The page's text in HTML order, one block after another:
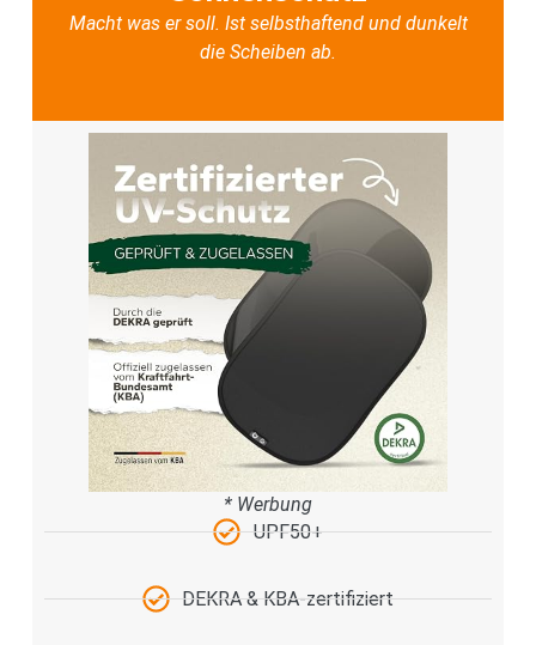
Macht was er soll. Ist selbsthaftend und dunkelt
die Scheiben ab.
* Werbung
UPF50+
DEKRA & KBA-zertifiziert